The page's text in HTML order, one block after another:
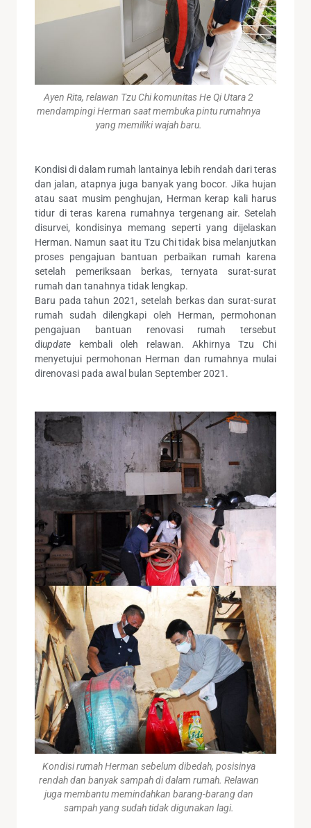
Ayen Rita, relawan Tzu Chi komunitas He Qi Utara 2
mendampingi Herman saat membuka pintu rumahnya
yang memiliki wajah baru.
Kondisi di dalam rumah lantainya lebih rendah dari teras
dan jalan, atapnya juga banyak yang bocor. Jika hujan
atau saat musim penghujan, Herman kerap kali harus
tidur di teras karena rumahnya tergenang air. Setelah
disurvei, kondisinya memang seperti yang dijelaskan
Herman. Namun saat itu Tzu Chi tidak bisa melanjutkan
proses pengajuan bantuan perbaikan rumah karena
setelah pemeriksaan berkas, ternyata surat-surat
rumah dan tanahnya tidak lengkap.
Baru pada tahun 2021, setelah berkas dan surat-surat
rumah sudah dilengkapi oleh Herman, permohonan
pengajuan bantuan renovasi rumah tersebut
diupdate kembali oleh relawan. Akhirnya Tzu Chi
menyetujui permohonan Herman dan rumahnya mulai
direnovasi pada awal bulan September 2021.
Kondisi rumah Herman sebelum dibedah, posisinya
rendah dan banyak sampah di dalam rumah. Relawan
juga membantu memindahkan barang-barang dan
sampah yang sudah tidak digunakan lagi.